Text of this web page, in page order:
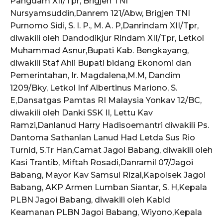
Nursyamsuddin,Danrem 121/Abw, Brigjen TNI
Purnomo Sidi, S. I. P., M. A. P,Danrindam XII/Tpr,
diwakili oleh Dandodikjur Rindam XII/Tpr, Letkol
Muhammad Asnur,Bupati Kab. Bengkayang,
diwakili Staf Ahli Bupati bidang Ekonomi dan
Pemerintahan, Ir. Magdalena,M.M, Dandim
1209/Bky, Letkol Inf Albertinus Mariono, S.
E,Dansatgas Pamtas RI Malaysia Yonkav 12/BC,
diwakili oleh Danki SSK II, Lettu Kav
Ramzi,Danlanud Harry Hadisoemantri diwakili Ps.
Dantoma Sathanlan Lanud Had Letda Sus Rio
Turnid, S.Tr Han,Camat Jagoi Babang, diwakili oleh
Kasi Trantib, Miftah Rosadi,Danramil 07/Jagoi
Babang, Mayor Kav Samsul Rizal,Kapolsek Jagoi
Babang, AKP Armen Lumban Siantar, S. H,Kepala
PLBN Jagoi Babang, diwakili oleh Kabid
Keamanan PLBN Jagoi Babang, Wiyono,Kepala